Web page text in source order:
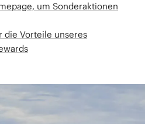
um Sonderaktionen
die Vorteile unseres